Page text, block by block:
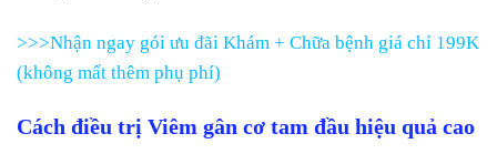
>>>Nhận ngay gói ưu đãi Khám + Chữa bệnh giá chỉ 199K
(không mất thêm phụ phí)
Cách điều trị Viêm gân cơ tam đầu hiệu quả cao